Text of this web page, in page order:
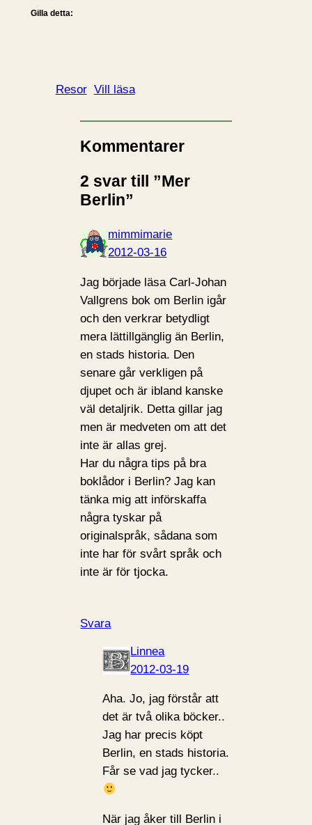
Gilla detta:
Resor Vill läsa
Kommentarer
2 svar till ”Mer
Berlin”
mimmimarie
2012-03-16
Jag började läsa Carl-Johan
Vallgrens bok om Berlin igår
och den verkrar betydligt
mera lättillgänglig än Berlin,
en stads historia. Den
senare går verkligen på
djupet och är ibland kanske
väl detaljrik. Detta gillar jag
men är medveten om att det
inte är allas grej.
Har du några tips på bra
boklådor i Berlin? Jag kan
tänka mig att införskaffa
några tyskar på
originalspråk, sådana som
inte har för svårt språk och
inte är för tjocka.
Svara
Linnea
2012-03-19
Aha. Jo, jag förstår att
det är två olika böcker..
Jag har precis köpt
Berlin, en stads historia.
Får se vad jag tycker..
När jag åker till Berlin i